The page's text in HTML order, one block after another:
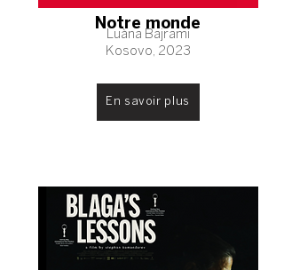
Notre monde
Luàna Bajrami
Kosovo, 2023
En savoir plus